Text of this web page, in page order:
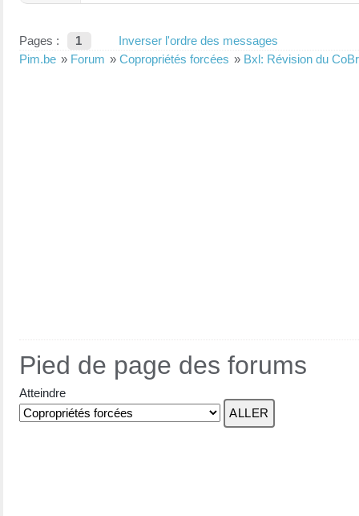
Pages : 1
Inverser l'ordre des messages
Pim.be » Forum » Copropriétés forcées » Bxl: Révision du
Pied de page des forums
Atteindre